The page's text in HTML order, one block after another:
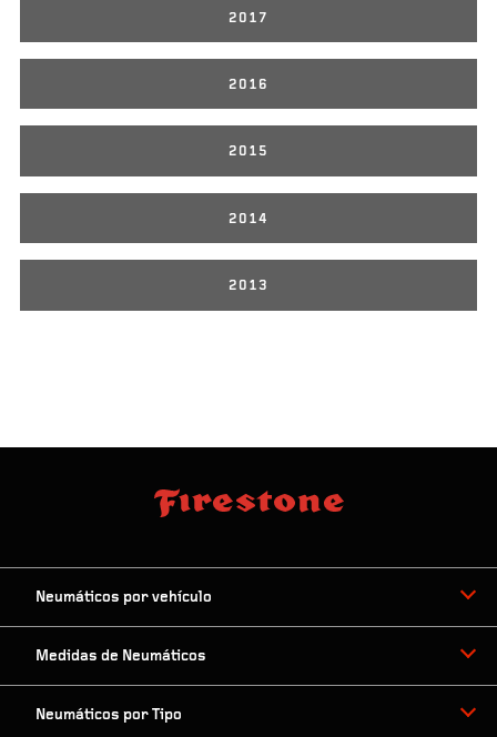
2017
2016
2015
2014
2013
Neumáticos por vehículo
Medidas de Neumáticos
Neumáticos por Tipo